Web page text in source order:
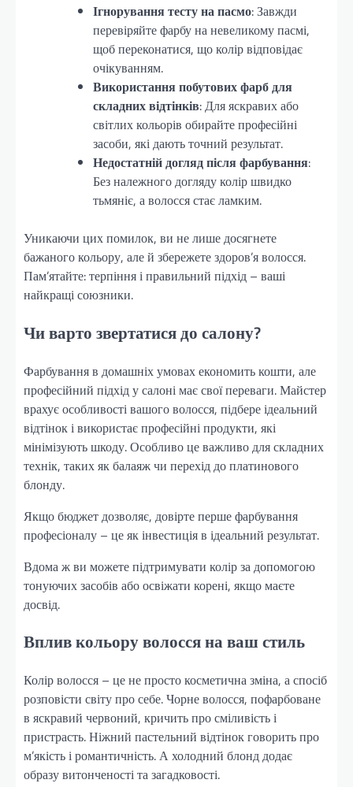
Ігнорування тесту на пасмо: Завжди
перевіряйте фарбу на невеликому пасмі,
щоб переконатися, що колір відповідає
очікуванням.
Використання побутових фарб для
складних відтінків: Для яскравих або
світлих кольорів обирайте професійні
засоби, які дають точний результат.
Недостатній догляд після фарбування:
Без належного догляду колір швидко
тьмяніє, а волосся стає ламким.
Уникаючи цих помилок, ви не лише досягнете
бажаного кольору, але й збережете здоров’я волосся.
Пам’ятайте: терпіння і правильний підхід – ваші
найкращі союзники.
Чи варто звертатися до салону?
Фарбування в домашніх умовах економить кошти, але
професійний підхід у салоні має свої переваги. Майстер
врахує особливості вашого волосся, підбере ідеальний
відтінок і використає професійні продукти, які
мінімізують шкоду. Особливо це важливо для складних
технік, таких як балаяж чи перехід до платинового
блонду.
Якщо бюджет дозволяє, довірте перше фарбування
професіоналу – це як інвестиція в ідеальний результат.
Вдома ж ви можете підтримувати колір за допомогою
тонуючих засобів або освіжати корені, якщо маєте
досвід.
Вплив кольору волосся на ваш стиль
Колір волосся – це не просто косметична зміна, а спосіб
розповісти світу про себе. Чорне волосся, пофарбоване
в яскравий червоний, кричить про сміливість і
пристрасть. Ніжний пастельний відтінок говорить про
м’якість і романтичність. А холодний блонд додає
образу витонченості та загадковості.